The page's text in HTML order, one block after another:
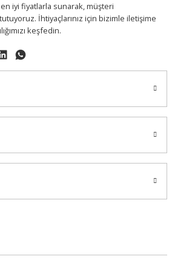
Gönder
iyi fiyatlarla sunarak, müşteri
İhtiyaçlarınız için bizimle iletişime
keşfedin.